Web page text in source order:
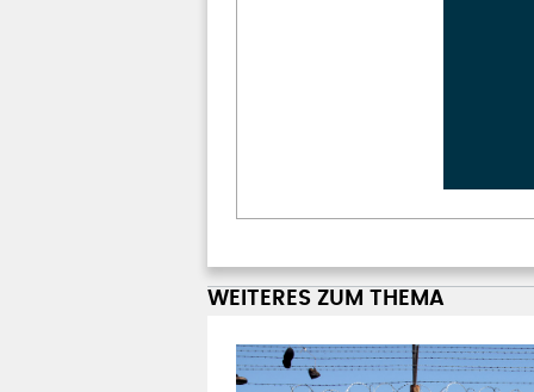
WEITERES ZUM THEMA